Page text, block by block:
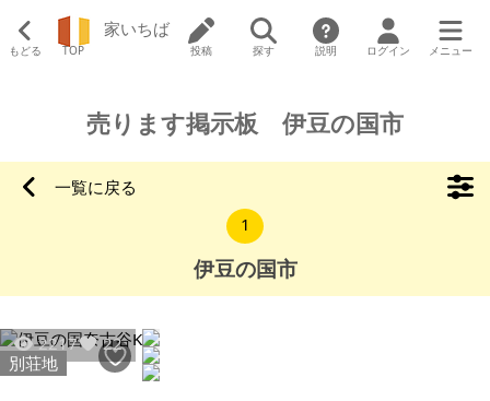
もどる TOP
家いちば
投稿 探す 説明 ログイン メニュー
売ります掲示板 伊豆の国市
一覧に戻る
1
伊豆の国市
2217
22
別荘地